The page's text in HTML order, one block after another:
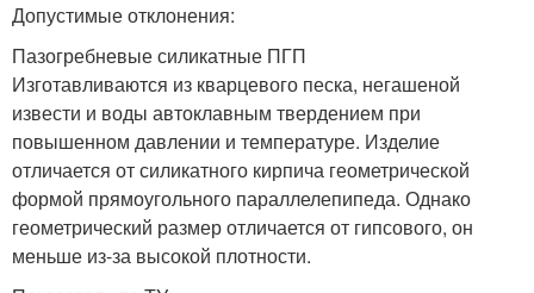
Допустимые отклонения:
Пазогребневые силикатные ПГП
Изготавливаются из кварцевого песка, негашеной
извести и воды автоклавным твердением при
повышенном давлении и температуре. Изделие
отличается от силикатного кирпича геометрической
формой прямоугольного параллелепипеда. Однако
геометрический размер отличается от гипсового, он
меньше из-за высокой плотности.